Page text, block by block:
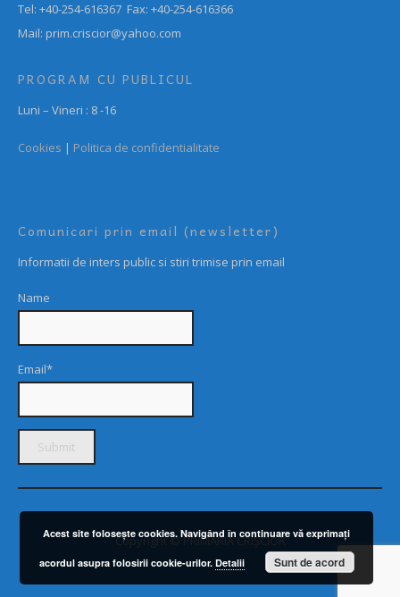
Tel: +40-254-616367 Fax: +40-254-616366
Mail: prim.criscior@yahoo.com
PROGRAM CU PUBLICUL
Luni – Vineri : 8 -16
Cookies | Politica de confidentialitate
Comunicari prin email (newsletter)
Informatii de inters public si stiri trimise prin email
Name
Email*
Copyright © PRIMARIA CRIȘCIOR
Acest site foloseşte cookies. Navigând în continuare vă exprimaţi
acordul asupra folosirii cookie-urilor. Detalii Sunt de acord